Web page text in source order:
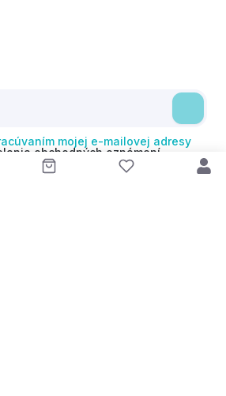
mojej e-mailovej adresy
obchodných oznámení
súlade s čl. 6 ods. 1 písm. a)
Svoj súhlas môžem kedykoľvek